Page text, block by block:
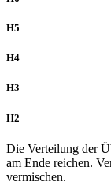
H5
H4
H3
H2
Die Verteilung der
am Ende reichen.
vermischen.